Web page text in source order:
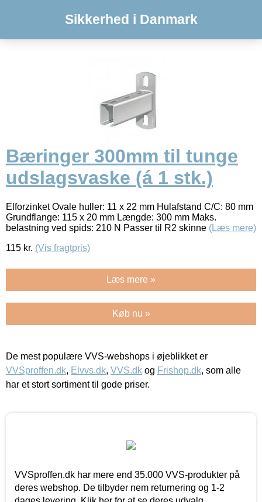
Sikkerhed i Danmark
Bæringer 300mm til tunge
udslagsvaske (á 1 stk.)
Elforzinket Ovale huller: 11 x 22 mm Hulafstand C/C: 80 mm
Grundflange: 115 x 20 mm Længde: 300 mm Maks.
belastning ved spids: 210 N Passer til R2 skinne (Læs mere)
115 kr. (Vis fragtpris)
Læs mere »
Køb nu »
De mest populære VVS-webshops i øjeblikket er
VVSproffen.dk, Elvvs.dk, VVS.dk og Frishop.dk, som alle
har et stort sortiment til gode priser.
VVSproffen.dk har mere end 35.000 VVS-produkter på
deres webshop. De tilbyder nem returnering og 1-2